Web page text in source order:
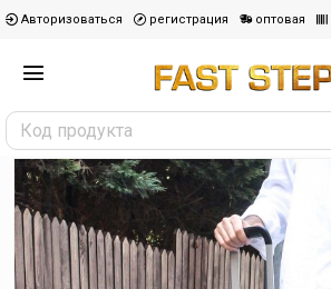
Авторизоваться регистрация оптовая